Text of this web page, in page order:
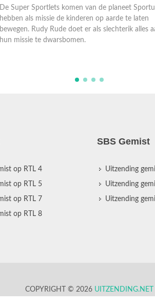
De Super Sportlets komen van de planeet
hebben als missie de kinderen op aarde te laten
bewegen. Rudy Rude doet er als slechterik alles
hun missie te dwarsbomen.
op RTL 4
op RTL 5
op RTL 7
op RTL 8
SBS Gemist
Uitzending
Uitzending
Uitzending
COPYRIGHT © 2026 UITZENDING.NET